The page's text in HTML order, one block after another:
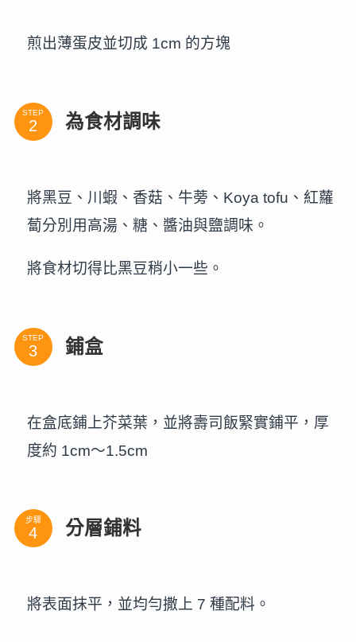
煎出薄蛋皮並切成 1cm 的方塊
STEP 為食材調味
將黑豆、川蝦、香菇、牛蒡、Koya tofu、紅蘿
蔔分別用高湯、糖、醬油與鹽調味。
將食材切得比黑豆稍小一些。
STEP 鋪盒
在盒底鋪上芥菜葉，並將壽司飯緊實鋪平，厚
度約 1cm～1.5cm
步驟 分層鋪料
將表面抹平，並均勻撒上 7 種配料。